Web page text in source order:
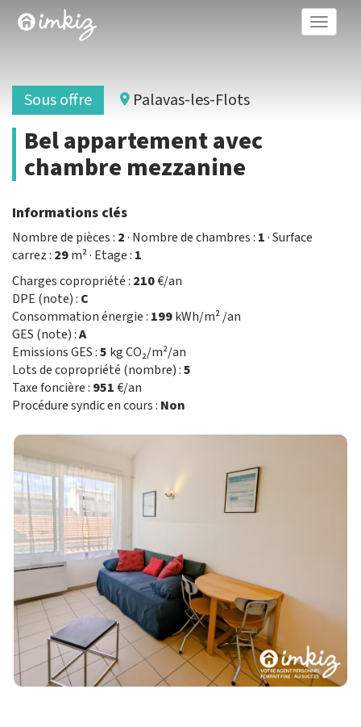
Toggle
Sous offre Palavas-les-Flots
Bel appartement avec
chambre mezzanine
Informations clés
Nombre de pièces : 2· Nombre de chambres : 1· Surface
carrez : 29m² · Etage : 1
Charges copropriété : 210€/an
DPE (note) : C
Consommation énergie : 199kWh/m² /an
GES (note) :A
Emissions GES :5 kg CO₂/m²/an
Lots de copropriété (nombre) :5
Taxe foncière : 951€/an
Procédure syndic en cours : Non